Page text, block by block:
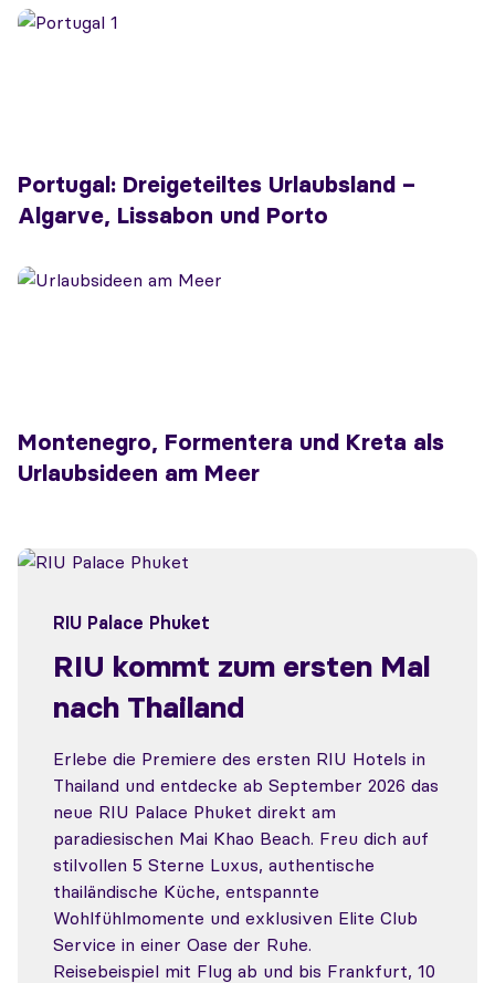
Portugal: Dreigeteiltes Urlaubsland –
Algarve, Lissabon und Porto
Montenegro, Formentera und Kreta als
Urlaubsideen am Meer
RIU Palace Phuket
RIU kommt zum ersten Mal
nach Thailand
Erlebe die Premiere des ersten RIU Hotels in
Thailand und entdecke ab September 2026 das
neue RIU Palace Phuket direkt am
paradiesischen Mai Khao Beach. Freu dich auf
stilvollen 5 Sterne Luxus, authentische
thailändische Küche, entspannte
Wohlfühlmomente und exklusiven Elite Club
Service in einer Oase der Ruhe.
Reisebeispiel mit Flug ab und bis Frankfurt, 10